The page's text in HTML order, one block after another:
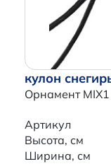
кулон
Орнамент
Артикул
Высота, см
Ширина, см